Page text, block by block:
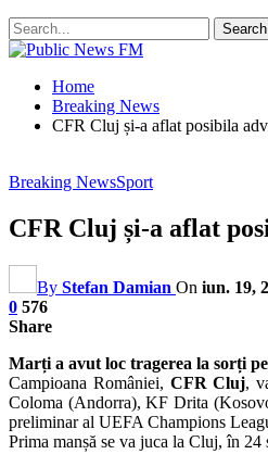
Home
Breaking News
CFR Cluj și-a aflat posibila
Breaking NewsSport
CFR Cluj și-a aflat
By Stefan Damian On iun. 19,
0 576
Share
Marți a avut loc tragerea la sorți
Campioana României, CFR Cluj,
Coloma (Andorra), KF Drita
preliminar al UEFA Champions
Prima manșă se va juca la Cluj, în